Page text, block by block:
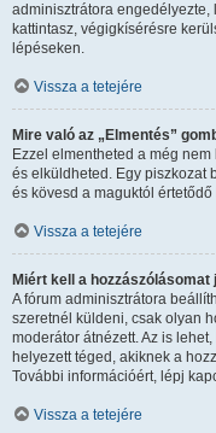
adminisztrátora engedélyezte,
kattintasz, végigkísérésre
lépéseken.
Vissza a tetejére
Mire való az „Elmentés”
Ezzel elmentheted a még
és elküldheted. Egy piszkozat
és kövesd a maguktól
Vissza a tetejére
Miért kell a
A fórum adminisztrátora
szeretnél küldeni, csak olyan
moderátor átnézett. Az is
helyezett téged, akiknek a
További információért, lépj
Vissza a tetejére